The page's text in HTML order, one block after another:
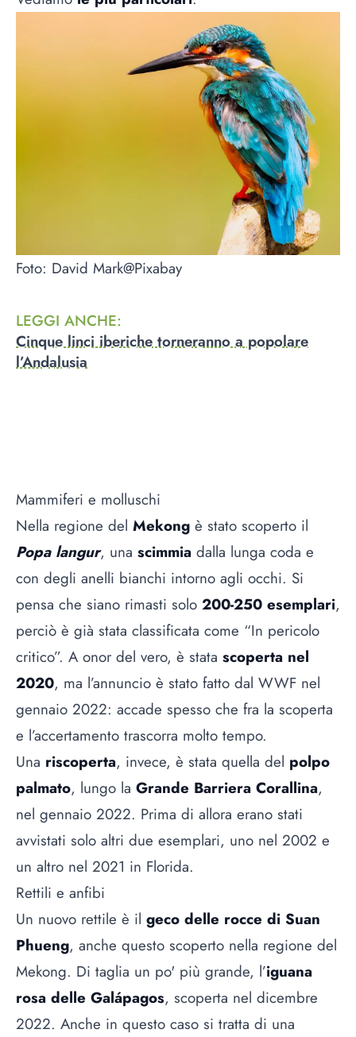
Foto: David Mark@Pixabay
LEGGI ANCHE:
Cinque linci iberiche torneranno a popolare
l’Andalusia
Mammiferi e molluschi
Nella regione del Mekong è stato scoperto il
Popa langur, una scimmia dalla lunga coda e
con degli anelli bianchi intorno agli occhi. Si
pensa che siano rimasti solo 200-250 esemplari,
perciò è già stata classificata come “In pericolo
critico”. A onor del vero, è stata scoperta nel
2020, ma l’annuncio è stato fatto dal WWF nel
gennaio 2022: accade spesso che fra la scoperta
e l’accertamento trascorra molto tempo.
Una riscoperta, invece, è stata quella del polpo
palmato, lungo la Grande Barriera Corallina,
nel gennaio 2022. Prima di allora erano stati
avvistati solo altri due esemplari, uno nel 2002 e
un altro nel 2021 in Florida.
Rettili e anfibi
Un nuovo rettile è il geco delle rocce di Suan
Phueng, anche questo scoperto nella regione del
Mekong. Di taglia un po' più grande, l’iguana
rosa delle Galápagos, scoperta nel dicembre
2022. Anche in questo caso si tratta di una